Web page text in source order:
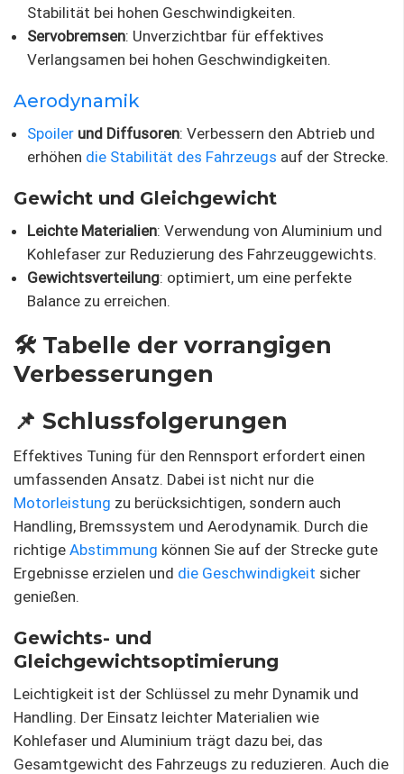
Stabilität bei hohen Geschwindigkeiten.
Servobremsen: Unverzichtbar für effektives
Verlangsamen bei hohen Geschwindigkeiten.
Aerodynamik
Spoiler und Diffusoren: Verbessern den Abtrieb und
erhöhen die Stabilität des Fahrzeugs auf der Strecke.
Gewicht und Gleichgewicht
Leichte Materialien: Verwendung von Aluminium und
Kohlefaser zur Reduzierung des Fahrzeuggewichts.
Gewichtsverteilung: optimiert, um eine perfekte
Balance zu erreichen.
🛠️ Tabelle der vorrangigen
Verbesserungen
📌 Schlussfolgerungen
Effektives Tuning für den Rennsport erfordert einen
umfassenden Ansatz. Dabei ist nicht nur die
Motorleistung zu berücksichtigen, sondern auch
Handling, Bremssystem und Aerodynamik. Durch die
richtige Abstimmung können Sie auf der Strecke gute
Ergebnisse erzielen und die Geschwindigkeit sicher
genießen.
Gewichts- und
Gleichgewichtsoptimierung
Leichtigkeit ist der Schlüssel zu mehr Dynamik und
Handling. Der Einsatz leichter Materialien wie
Kohlefaser und Aluminium trägt dazu bei, das
Gesamtgewicht des Fahrzeugs zu reduzieren. Auch die